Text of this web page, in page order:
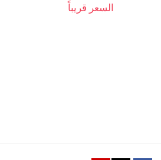
السعر قريباً